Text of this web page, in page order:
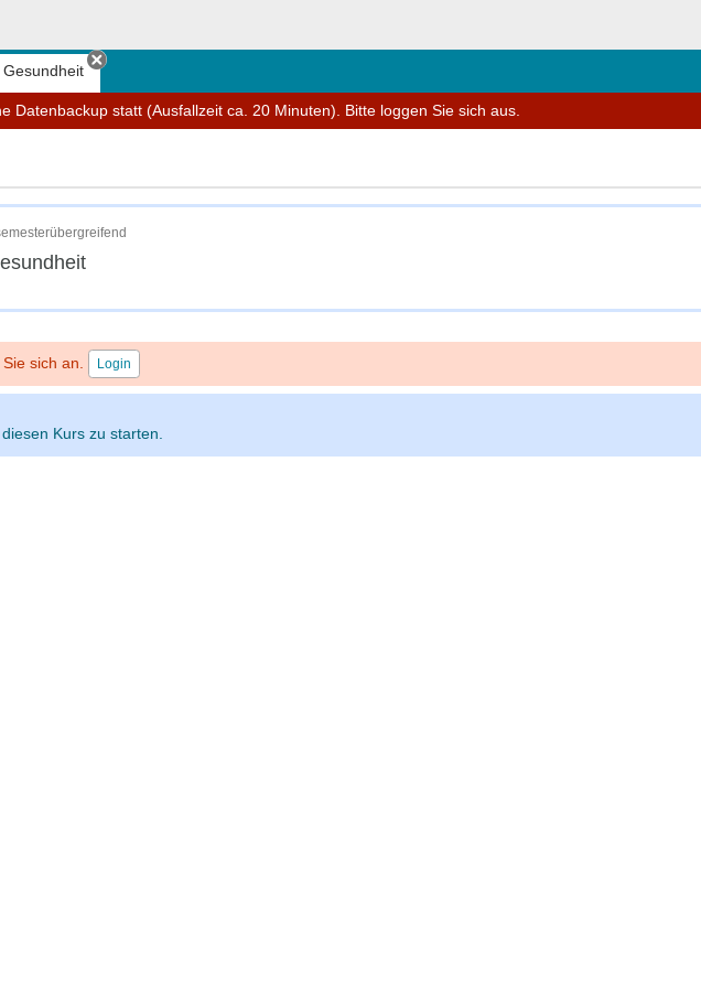
Tab schließen
Datenbackup statt (Ausfallzeit ca. 20 Minuten). Bitte loggen Sie sich aus.
sich an. Login
Kurs zu starten.